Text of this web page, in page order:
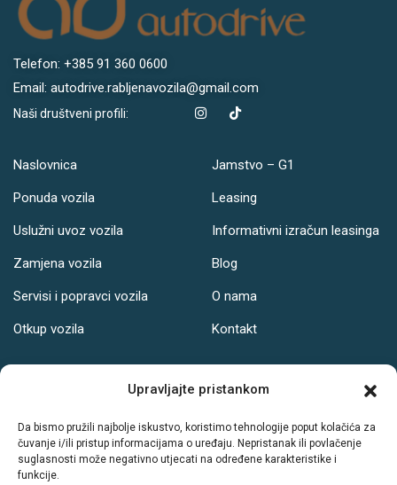
Upravljajte pristankom
Da bismo pružili najbolje iskustvo, koristimo tehnologije poput kolačića za
čuvanje i/ili pristup informacijama o uređaju. Nepristanak ili povlačenje
suglasnosti može negativno utjecati na određene karakteristike i
funkcije.
Telefon: +385 91 360 0600
Email: autodrive.rabljenavozila@gmail.com
Naši društveni profili:
Naslovnica
Ponuda vozila
Uslužni uvoz vozila
Zamjena vozila
Servisi i popravci vozila
Otkup vozila
Jamstvo – G1
Leasing
Informativni izračun leasinga
Blog
O nama
Kontakt
Radno vrijeme:
PON-PET: 08-19h